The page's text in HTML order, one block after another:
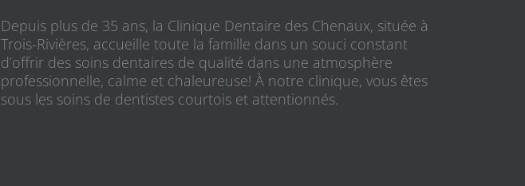
Depuis plus de 35 ans, la Clinique Dentaire des Chenaux, située à
Trois-Rivières, accueille toute la famille dans un souci constant
d’offrir des soins dentaires de qualité dans une atmosphère
professionnelle, calme et chaleureuse! À notre clinique, vous êtes
sous les soins de dentistes courtois et attentionnés.